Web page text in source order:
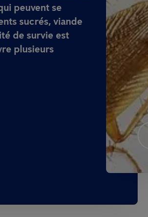
peuvent se
sucrés, viande
de survie est
plusieurs